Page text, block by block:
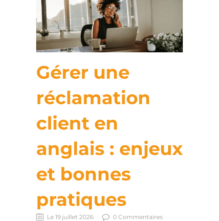
Gérer une
réclamation
client en
anglais : enjeux
et bonnes
pratiques
Le 19 juillet 2026 0 Commentaires